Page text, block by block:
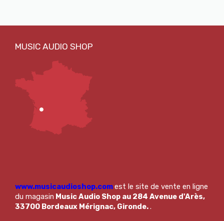
www.musicaudioshop.comest le site de vente en ligne
du magasin Music Audio Shop au 284 Avenue d'Arès,
33700 Bordeaux Mérignac, Gironde..